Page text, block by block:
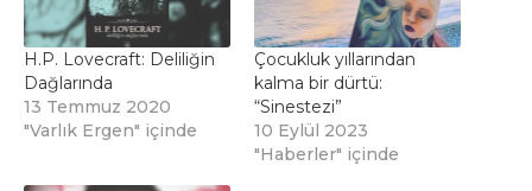
H.P. Lovecraft: Deliliğin
Dağlarında
13 Temmuz 2020
"Varlık Ergen" içinde
Çocukluk yıllarından
kalma bir dürtü:
“Sinestezi”
10 Eylül 2023
"Haberler" içinde